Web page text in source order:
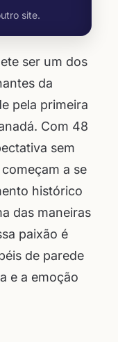
site.
ser um dos
da
pela primeira
Com 48
sem
a se
histórico
das maneiras
paixão é
de parede
e a emoção